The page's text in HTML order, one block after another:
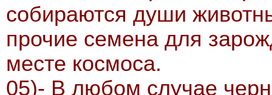
собираются души
прочие семена для
месте космоса.
05)- В любом случае